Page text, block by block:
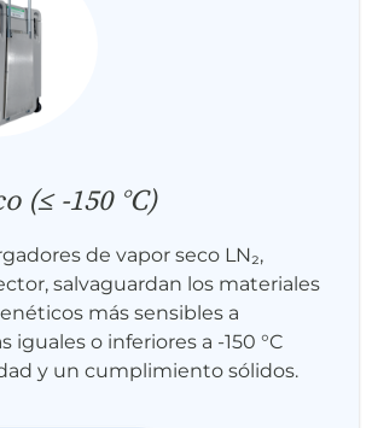
(≤ -150 °C)
de vapor seco LN₂,
salvaguardan los materiales
más sensibles a
iguales o inferiores a -150 °C
y un cumplimiento sólidos.